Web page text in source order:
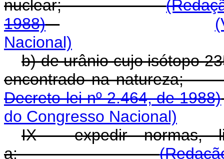
nuclear;
1988)
Nacional)
b) de urânio cujo isótopo
encontrado na
Decreto-lei nº 2.464, de 1988)
do Congresso Nacional)
IX - expedir normas,
a: